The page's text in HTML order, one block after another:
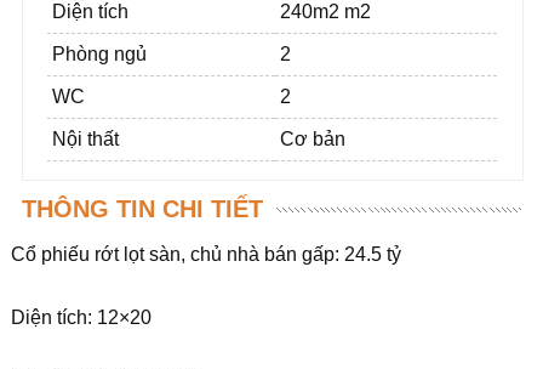
Diện tích 240m2 m2
Phòng ngủ 2
WC 2
Nội thất Cơ bản
THÔNG TIN CHI TIẾT
Cổ phiếu rớt lọt sàn, chủ nhà bán gấp: 24.5 tỷ
Diện tích: 12×20